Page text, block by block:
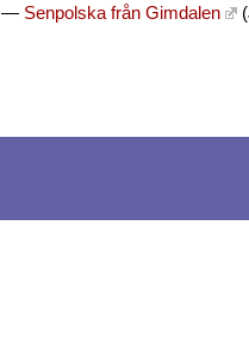
— Senpolska från Gimdalen